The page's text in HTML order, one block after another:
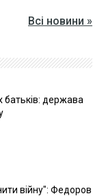
Всі новини »
батьків: держава
війну": Федоров